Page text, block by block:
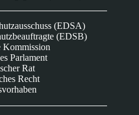
(EDSA)
(EDSB)
Kommission
Parlament
Rat
Recht